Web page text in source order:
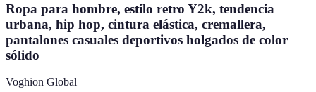
Ropa para hombre, estilo retro Y2k, tendencia
urbana, hip hop, cintura elástica, cremallera,
pantalones casuales deportivos holgados de color
sólido
Voghion Global